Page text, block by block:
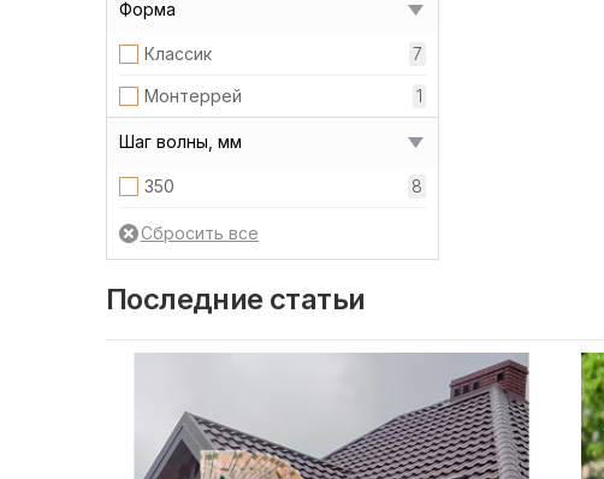
Форма
Классик 7
Монтеррей 1
Шаг волны, мм
350 8
Последние статьи